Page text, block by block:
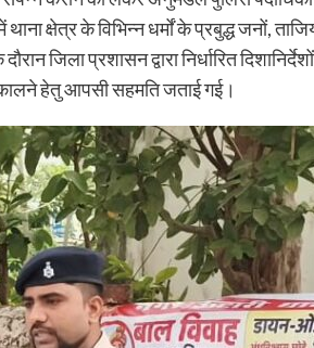
क्षेत्र के विभिन्न धर्मों के प्रबुद्ध जनों,
जिला प्रशासन द्वारा निर्धारित
हेतु आपसी सहमति जताई गई।